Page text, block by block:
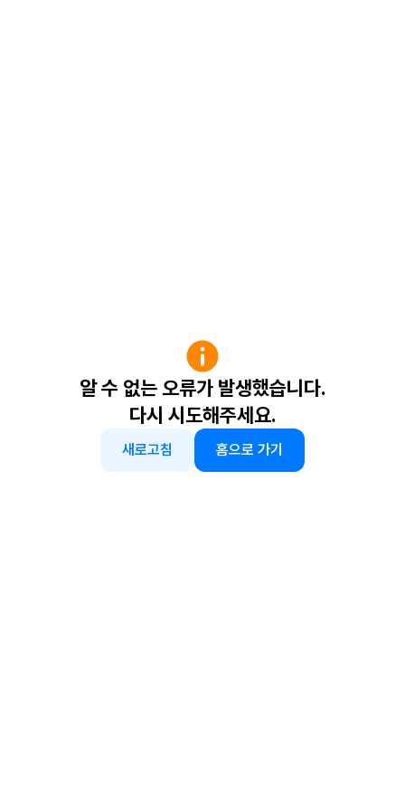
알 수 없는 오류가 발생했습니다.
다시 시도해주세요.
새로고침 홈으로 가기